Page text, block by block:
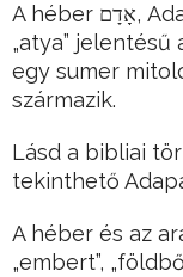
A héber אָדָם, Adam név eredete a sumer nyelv
„atya”
egy sumer
származik.
Lásd a bibliai
tekinthető
A héber és az
„embert”,